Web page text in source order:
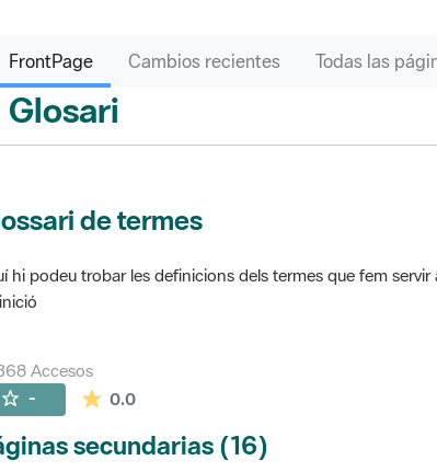
FrontPage Cambios recientes Todas las
Glosari
de termes
hi podeu trobar les definicions dels termes que fem
Accesos
- 0.0La valoración media es de 0 estrellas de 5.
secundarias (16)